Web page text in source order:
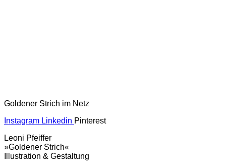
Goldener Strich im Netz
Instagram Linkedin Pinterest
Leoni Pfeiffer
»Goldener Strich«
Illustration & Gestaltung